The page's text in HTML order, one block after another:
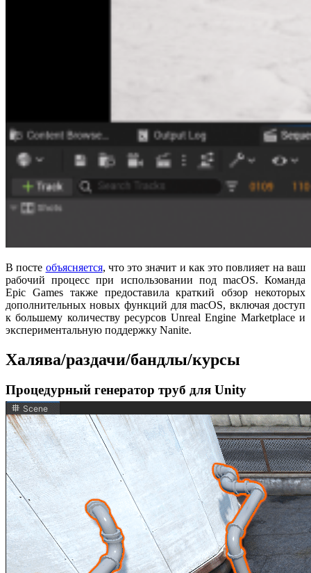
В посте объясняется, что это значит и как это повлияет на ваш
рабочий процесс при использовании под macOS. Команда
Epic Games также предоставила краткий обзор некоторых
дополнительных новых функций для macOS, включая доступ
к большему количеству ресурсов Unreal Engine Marketplace и
экспериментальную поддержку Nanite.
Халява/раздачи/бандлы/курсы
Процедурный генератор труб для Unity